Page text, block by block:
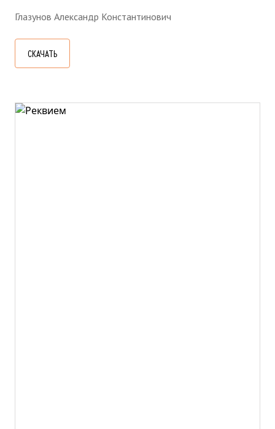
Глазунов Александр Константинович
СКАЧАТЬ